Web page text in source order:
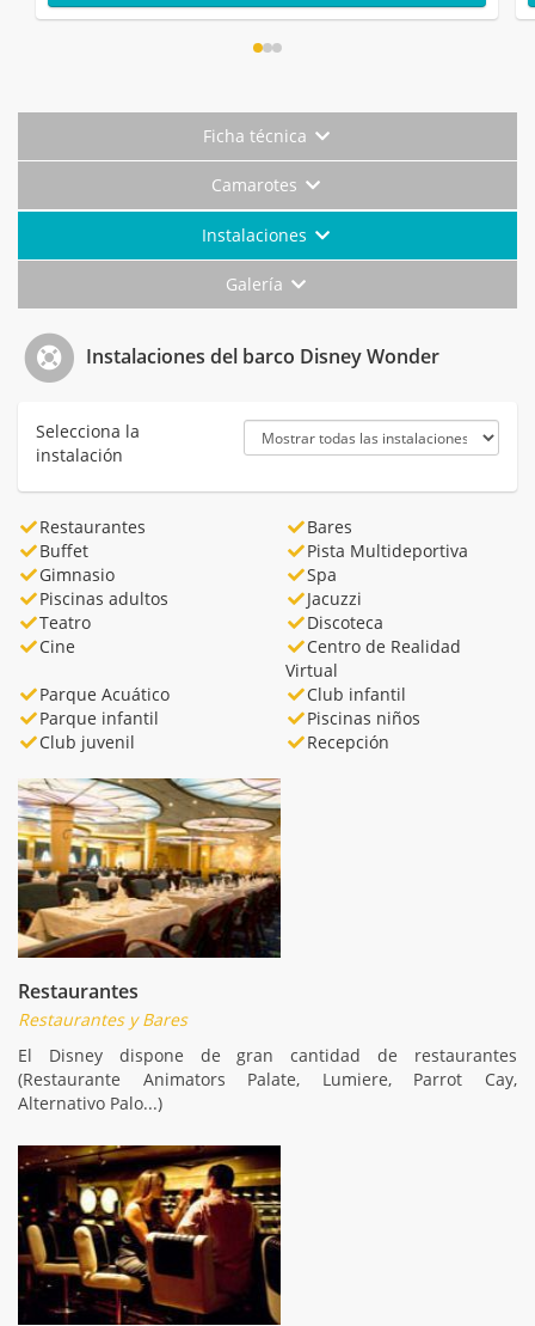
Ficha técnica
Camarotes
Instalaciones
Galería
Instalaciones del barco Disney Wonder
Selecciona la
instalación
Restaurantes
Bares
Buffet
Pista Multideportiva
Gimnasio
Spa
Piscinas adultos
Jacuzzi
Teatro
Discoteca
Cine
Centro de Realidad
Virtual
Parque Acuático
Club infantil
Parque infantil
Piscinas niños
Club juvenil
Recepción
Restaurantes
Restaurantes y Bares
El Disney dispone de gran cantidad de restaurantes
(Restaurante Animators Palate, Lumiere, Parrot Cay,
Alternativo Palo...)